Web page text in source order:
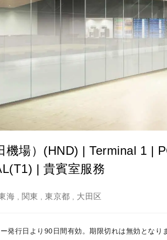
機場）(HND) | Terminal 1 |
| 貴賓室服務
海 関東 東京都 大田区
発行日より90日間有効。期限切れは無効となり